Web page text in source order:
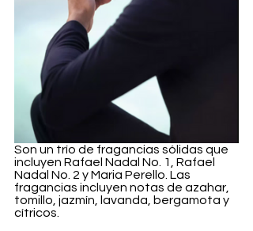
Son un trío de fragancias sólidas que
incluyen Rafael Nadal No. 1, Rafael
Nadal No. 2 y Maria Perello. Las
fragancias incluyen notas de azahar,
tomillo, jazmín, lavanda, bergamota y
cítricos.